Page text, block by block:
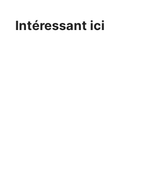
contentIntéressant ici